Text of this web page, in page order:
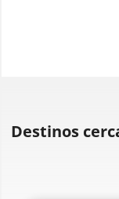
Destinos